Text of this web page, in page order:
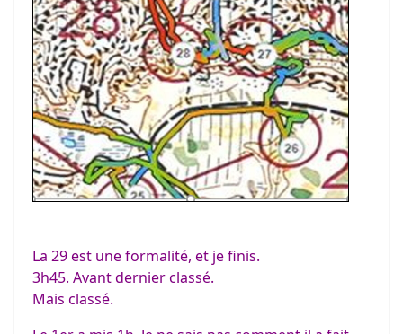
La 29 est une formalité, et je finis.
3h45. Avant dernier classé.
Mais classé.